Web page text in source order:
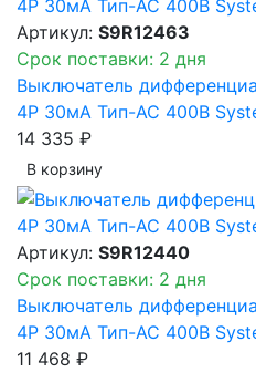
Артикул: S9R12463
Срок поставки: 2 дня
Выключатель
4P 30мА Тип-AC 400В
14 335 ₽
В корзинy
Артикул: S9R12440
Срок поставки: 2 дня
Выключатель
4P 30мА Тип-AC 400В
11 468 ₽